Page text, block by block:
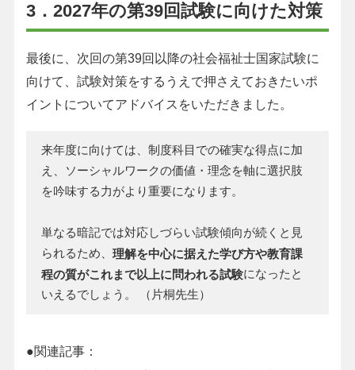
3．2027年の第39回試験に向けた対策
最後に、次回の第39回以降の社会福祉士国家試験に
向けて、試験対策をするうえで押さえておきたいポ
イントについてアドバイスをいただきました。
来年度に向けては、制度科目での確実な得点に加
え、ソーシャルワークの価値・理念を軸に選択肢
を吟味する力がより重要になります。
単なる暗記では対応しづらい試験傾向が続くと見
られるため、理解を中心に据えた学び方や教育課
程の質がこれまで以上に問われる試験になったと
いえるでしょう。 （片桐先生）
●関連記事：